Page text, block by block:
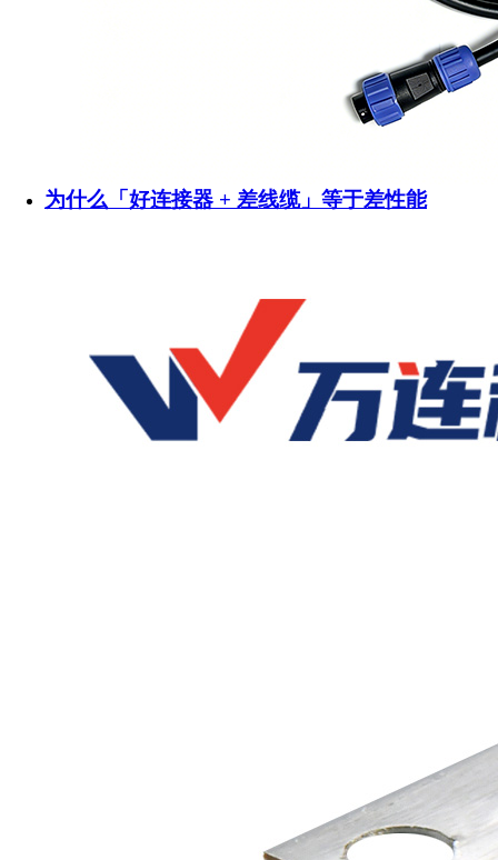
为什么「好连接器 + 差线缆」等于差性能